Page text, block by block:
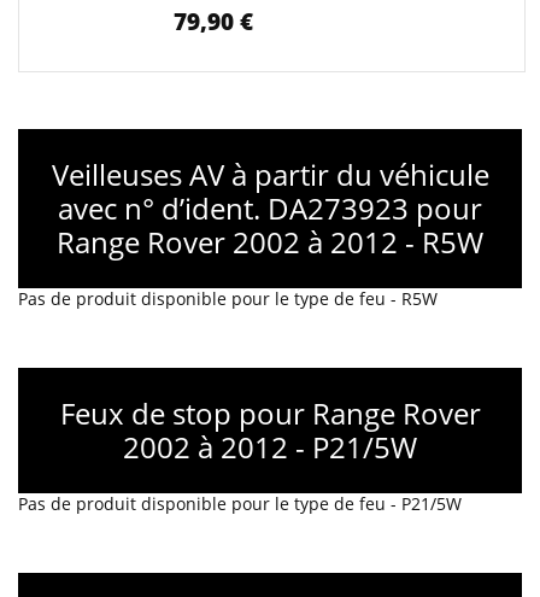
79,90 €
Veilleuses AV à partir du véhicule
avec n° d’ident. DA273923 pour
Range Rover 2002 à 2012 - R5W
Pas de produit disponible pour le type de feu - R5W
Feux de stop pour Range Rover
2002 à 2012 - P21/5W
Pas de produit disponible pour le type de feu - P21/5W